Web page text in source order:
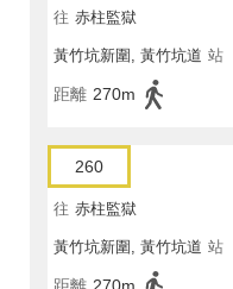
往 赤柱監獄
黃竹坑新圍, 黃竹坑道 站
距離 270m
260
往 赤柱監獄
黃竹坑新圍, 黃竹坑道 站